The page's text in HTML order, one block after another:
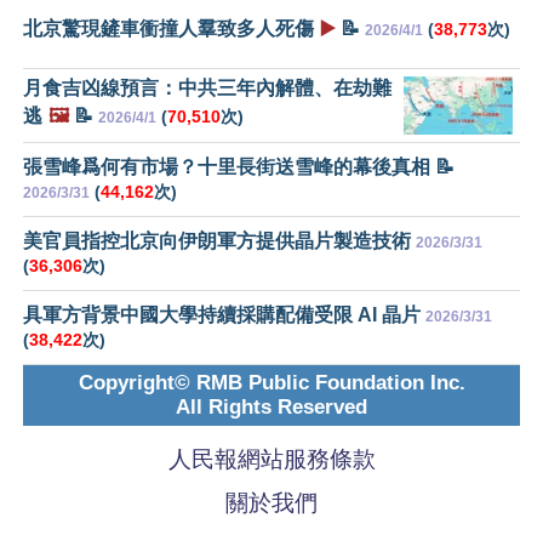
北京驚現鏟車衝撞人羣致多人死傷 ▶️ 📝 2026/4/1 (38,773次)
月食吉凶線預言：中共三年內解體、在劫難
逃 🖼️📝 2026/4/1 (70,510次)
張雪峰爲何有市場？十里長街送雪峰的幕後真相 📝
2026/3/31 (44,162次)
美官員指控北京向伊朗軍方提供晶片製造技術 2026/3/31
(36,306次)
具軍方背景中國大學持續採購配備受限 AI 晶片 2026/3/31
(38,422次)
Copyright© RMB Public Foundation Inc.
All Rights Reserved
人民報網站服務條款
關於我們